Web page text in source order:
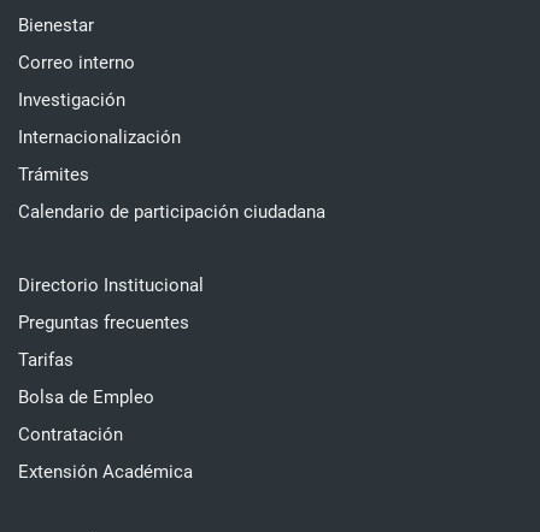
Bienestar
Correo interno
Investigación
Internacionalización
Trámites
Calendario de participación ciudadana
Directorio Institucional
Preguntas frecuentes
Tarifas
Bolsa de Empleo
Contratación
Extensión Académica